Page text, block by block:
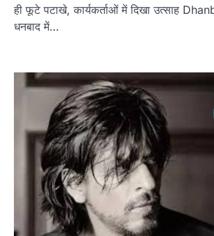
ही फूटे पटाखे, कार्यकर्ताओं में दिखा उत्साह
धनबाद में…